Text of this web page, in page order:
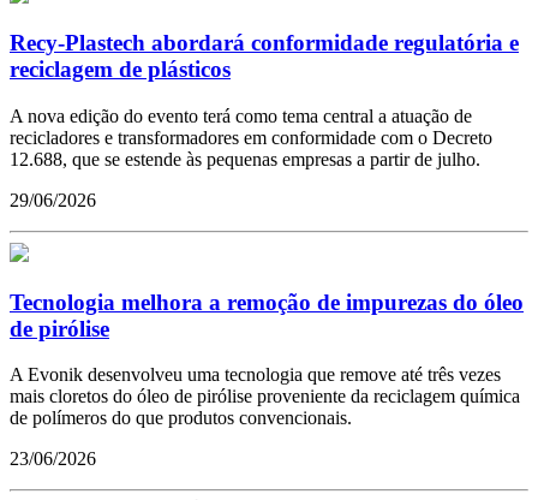
Recy-Plastech abordará conformidade regulatória e
reciclagem de plásticos
A nova edição do evento terá como tema central a atuação de
recicladores e transformadores em conformidade com o Decreto
12.688, que se estende às pequenas empresas a partir de julho.
29/06/2026
Tecnologia melhora a remoção de impurezas do óleo
de pirólise
A Evonik desenvolveu uma tecnologia que remove até três vezes
mais cloretos do óleo de pirólise proveniente da reciclagem química
de polímeros do que produtos convencionais.
23/06/2026